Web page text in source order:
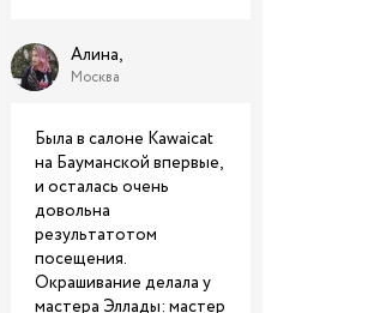
Алина,
Москва
Была в салоне Kawaicat
на Бауманской впервые,
и осталась очень
довольна
результатотом
посещения.
Окрашивание делала у
мастера Эллады: мастер